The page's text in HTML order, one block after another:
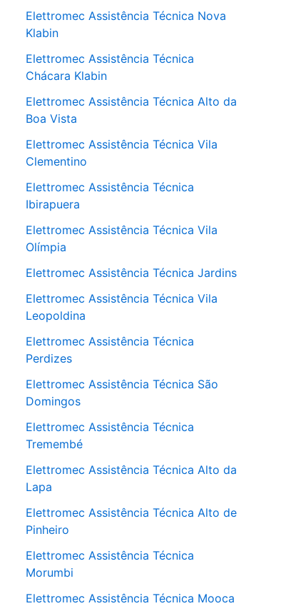
Elettromec Assistência Técnica Nova
Klabin
Elettromec Assistência Técnica
Chácara Klabin
Elettromec Assistência Técnica Alto da
Boa Vista
Elettromec Assistência Técnica Vila
Clementino
Elettromec Assistência Técnica
Ibirapuera
Elettromec Assistência Técnica Vila
Olímpia
Elettromec Assistência Técnica Jardins
Elettromec Assistência Técnica Vila
Leopoldina
Elettromec Assistência Técnica
Perdizes
Elettromec Assistência Técnica São
Domingos
Elettromec Assistência Técnica
Tremembé
Elettromec Assistência Técnica Alto da
Lapa
Elettromec Assistência Técnica Alto de
Pinheiro
Elettromec Assistência Técnica
Morumbi
Elettromec Assistência Técnica Mooca